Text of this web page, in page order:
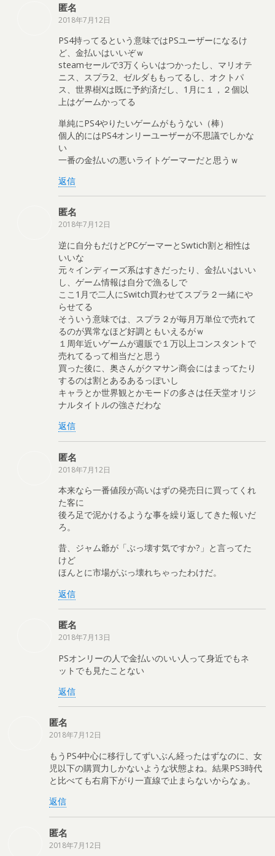
匿名
2018年7月12日
PS4持ってるという意味ではPSユーザーになるけ
ど、金払いはいいぞｗ
steamセールで3万くらいはつかったし、マリオテ
ニス、スプラ2、ゼルダももってるし、オクトパ
ス、世界樹Xは既に予約済だし、1月に１，２個以
上はゲームかってる
単純にPS4やりたいゲームがもうない（棒）
個人的にはPS4オンリーユーザーが不思議でしかな
い
一番の金払いの悪いライトゲーマーだと思うｗ
返信
匿名
2018年7月12日
逆に自分もだけどPCゲーマーとSwtich割と相性は
いいな
元々インディーズ系はすきだったり、金払いはいい
し、ゲーム情報は自分で漁るしで
ここ1月で二人にSwitch買わせてスプラ２一緒にや
らせてる
そういう意味では、スプラ２が毎月万単位で売れて
るのが異常なほど好調ともいえるがｗ
１周年近いゲームが週販で１万以上コンスタントで
売れてるって相当だと思う
買った後に、奥さんがクマサン商会にはまってたり
するのは割とあるあるっぽいし
キャラとか世界観とかモードの多さは任天堂オリジ
ナルタイトルの強さだわな
返信
匿名
2018年7月12日
本来なら一番値段が高いはずの発売日に買ってくれ
た客に
後ろ足で泥かけるような事を繰り返してきた報いだ
ろ。
昔、ジャム爺が「ぶっ壊す気ですか?」と言ってた
けど
ほんとに市場がぶっ壊れちゃったわけだ。
返信
匿名
2018年7月13日
PSオンリーの人で金払いのいい人って身近でもネ
ットでも見たことない
返信
匿名
2018年7月12日
もうPS4中心に移行してずいぶん経ったはずなのに、女
児以下の購買力しかないような状態よね。結果PS3時代
と比べても右肩下がり一直線で止まらないからなぁ。
返信
匿名
2018年7月12日